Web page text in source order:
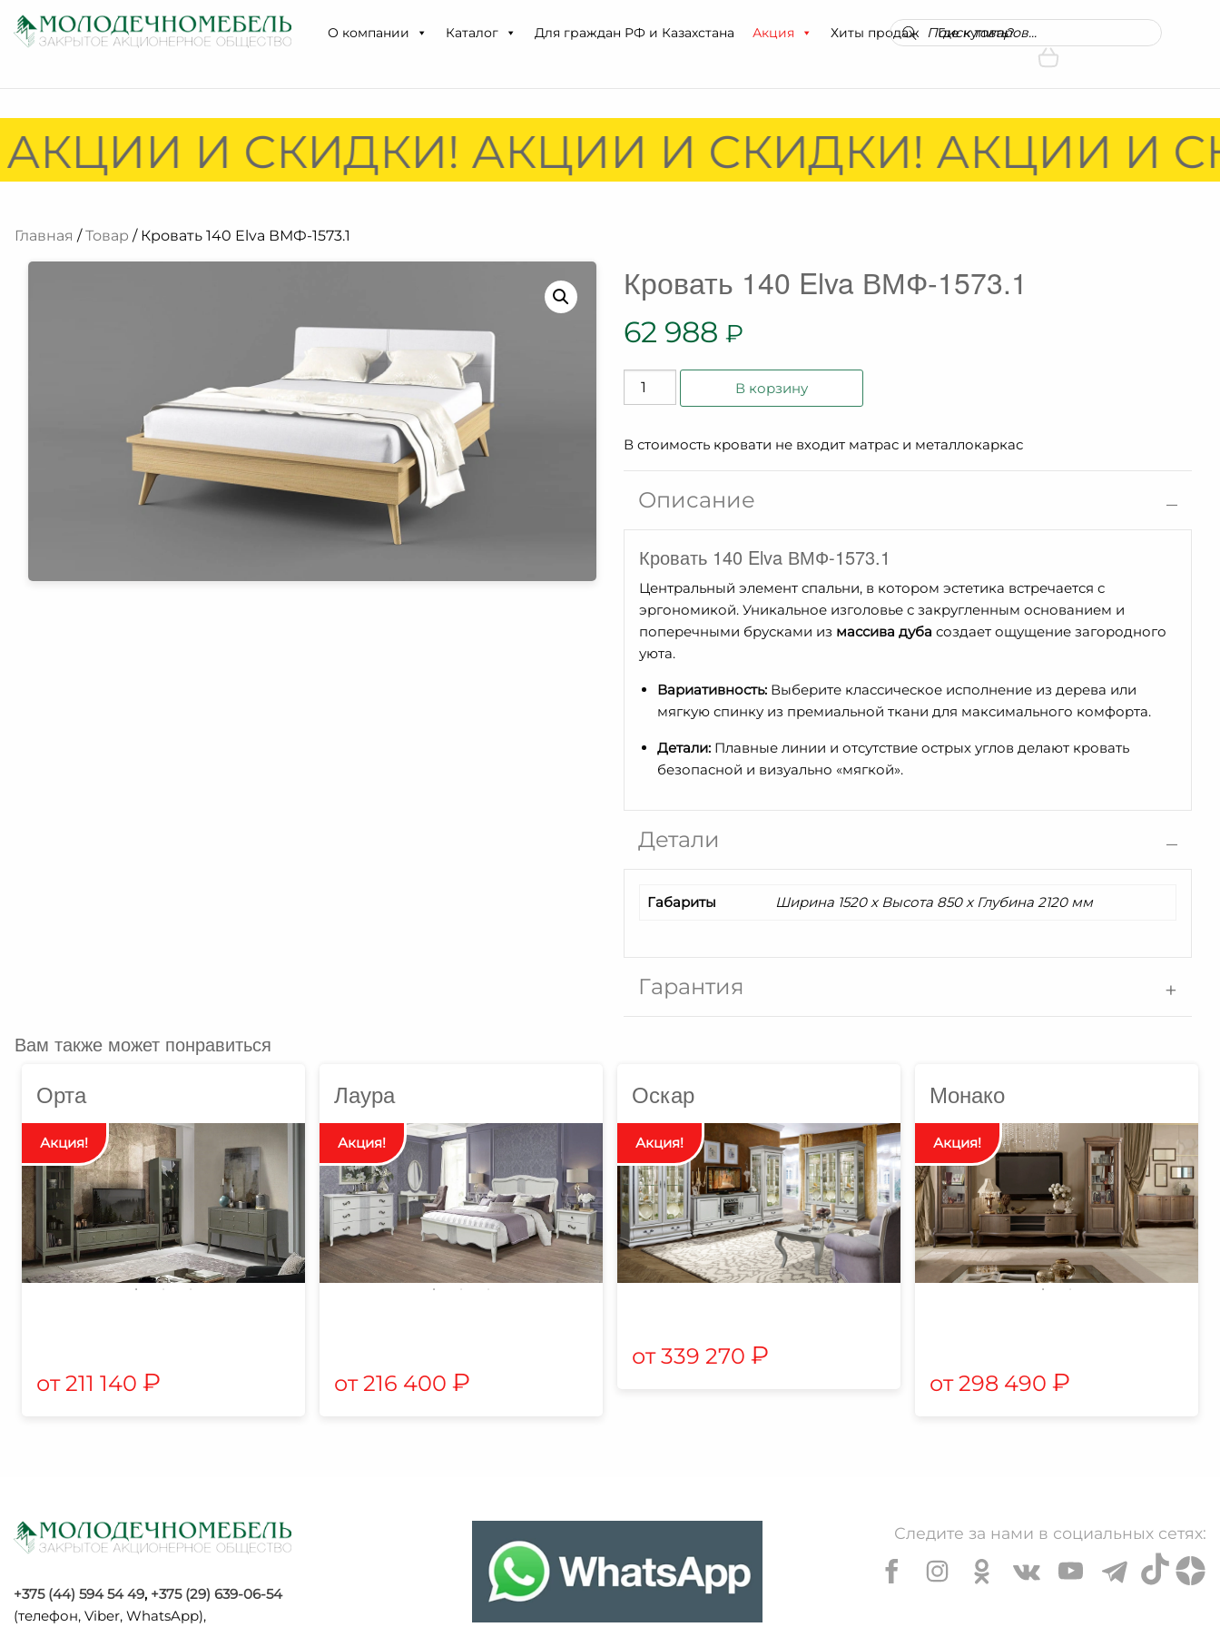
О компании Каталог Для граждан РФ и Казахстана Акция Хиты продаж Где купить?
Поиск
товаров
И СКИДКИ! АКЦИИ И СКИДКИ! АКЦИИ И
Главная /Товар / Кровать 140 Elva ВМФ-1573.1
Кровать 140 Elva ВМФ-1573.1
62 988 ₽
Количество
товара
140
Elva
ВМФ-1573.1
В корзину
В стоимость кровати не входит матрас и металлокаркас
Описание
Кровать 140 Elva ВМФ-1573.1
Центральный элемент спальни, в котором эстетика встречается с
эргономикой. Уникальное изголовье с закругленным основанием и
поперечными брусками из массива дуба создает ощущение загородного
уюта.
Вариативность: Выберите классическое исполнение из дерева или
мягкую спинку из премиальной ткани для максимального комфорта.
Детали: Плавные линии и отсутствие острых углов делают кровать
безопасной и визуально «мягкой».
Детали
Габариты Ширина 1520 x Высота 850 x Глубина 2120 мм
Гарантия
Вам также может понравиться
Орта
211 140 ₽
Лаура
216 400 ₽
Оскар
339 270 ₽
Монако
298 490 ₽
+375 (44) 594 54 49, +375 (29) 639-06-54
(телефон, Viber, WhatsApp),
Следите за нами в социальных сетях: